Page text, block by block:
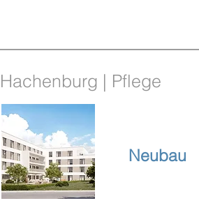
Hachenburg | Pflege
im Westerwald
Neubau